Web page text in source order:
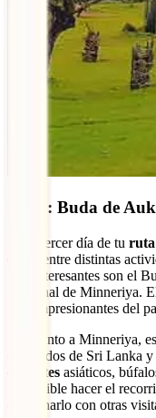
Día 3: Buda de
En el tercer día de tu ruta
elegir entre distintas
más interesantes son el
Nacional de Minneriya.
más impresionantes del
En cuanto a Minneriya,
conocidos de Sri Lanka
elefantes asiáticos,
Es factible hacer el
combinarlo con otras